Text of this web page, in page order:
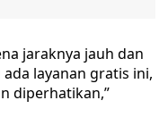
jaraknya jauh dan
layanan gratis ini,
diperhatikan,”